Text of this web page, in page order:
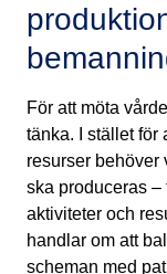
För att möta
tänka. I stället för
resurser behöver
ska produceras
aktiviteter och
handlar om att
scheman med